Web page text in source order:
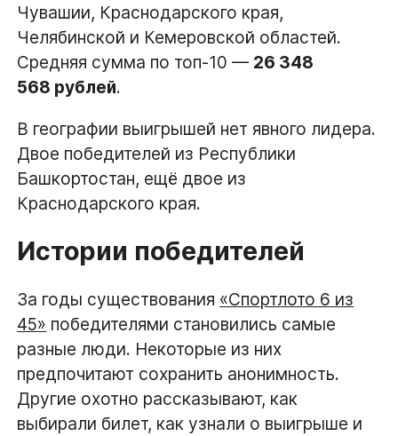
Чувашии, Краснодарского края,
Челябинской и Кемеровской областей.
Средняя сумма по топ-10 — 26 348
568 рублей.
В географии выигрышей нет явного лидера.
Двое победителей из Республики
Башкортостан, ещё двое из
Краснодарского края.
Истории победителей
За годы существования «Спортлото 6 из
45» победителями становились самые
разные люди. Некоторые из них
предпочитают сохранить анонимность.
Другие охотно рассказывают, как
выбирали билет, как узнали о выигрыше и